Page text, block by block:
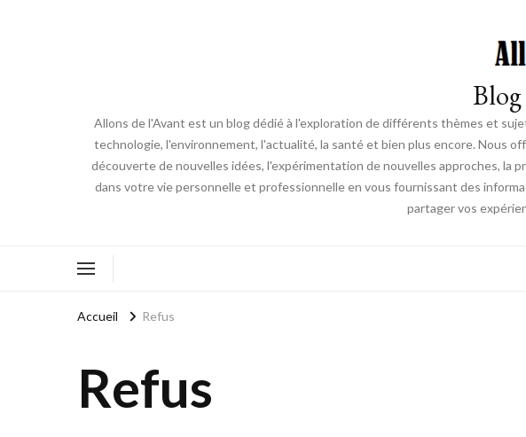
Allons de l'Avant est un blog dédié à l'exploration de différents thèmes et
technologie, l'environnement, l'actualité, la santé et bien plus encore. Nous
découverte de nouvelles idées, l'expérimentation de nouvelles approches, la
dans votre vie personnelle et professionnelle en vous fournissant des
partager vos
Accueil Refus
Refus